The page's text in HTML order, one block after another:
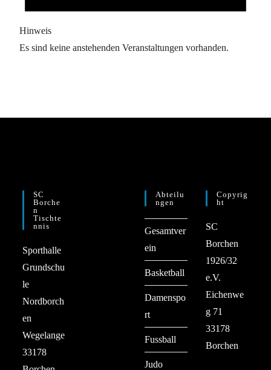
Hinweis
Es sind keine anstehenden Veranstaltungen vorhanden.
SC
Borche
N
Tischte
Nnis
Sporthalle
Grundschu
le
Nordborch
en
Wegelange
33178
Abteilu
Ngen
Gesamtver
ein
Basketball
Damenspo
rt
Fussball
Judo
Copyrig
Ht
SC
Borchen
1926/32
e.V.
Eichenwe
g 71
33178
Borchen